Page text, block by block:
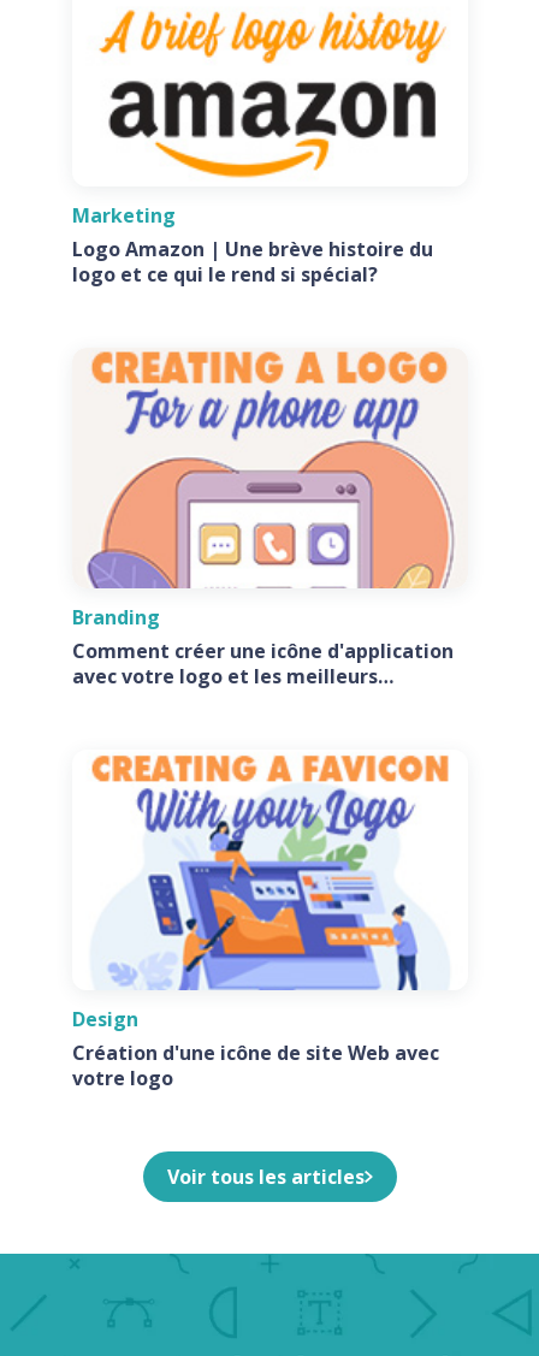
Marketing
Logo Amazon | Une brève histoire du
logo et ce qui le rend si spécial?
Branding
Comment créer une icône d'application
avec votre logo et les meilleurs
Design
Création d'une icône de site Web avec
votre logo
Voir tous les articles